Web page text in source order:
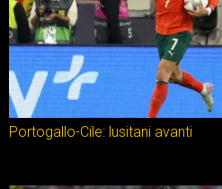
Portogallo-Cile: lusitani avanti